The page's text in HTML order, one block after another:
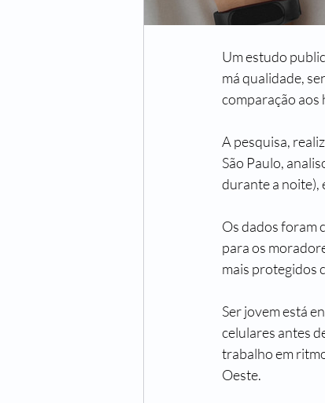
Um estudo
má qualidade,
comparação aos
A pesquisa,
São Paulo,
durante a noite),
Os dados foram
para os
mais protegidos
Ser jovem está
celulares antes
trabalho em
Oeste.